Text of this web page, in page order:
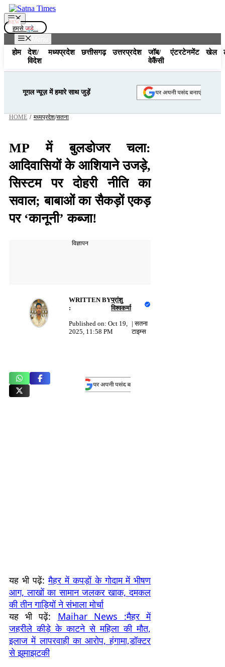
Skip
to
content
Menu
हमसे जुड़े...
होम
देश/
विदेश
मध्यप्रदेश छत्तीसगढ़ उत्तरप्रदेश
जॉब/
वेकैंसी
एंटरटेनमेंट खेल
गूगल न्यूज़ में हमारे साथ जुड़ें
HOME / मध्यप्रदेश/सतना
MP में बुलडोजर चला:
आदिवासियों के आशियाने उजड़े,
सिस्टम पर दोहरी नीति का
सवाल; बाबाओं का सैकड़ों एकड़
पर ‘कानूनी’ कब्जा!
विज्ञापन
WRITTEN BY
:
प्रांशु
विश्वकर्मा
Published on: Oct 19,
2025, 11:58 PM
|सतना
टाइम्स
यह भी पढ़ें: मैहर में कपड़ों के गोदाम में भीषण
आग, लाखों का सामान जलकर खाक, दमकल
की तीन गाड़ियों ने संभाला मोर्चा
यह भी पढ़ें:
Maihar News :मैहर में
जहरीले कीड़े के काटने से महिला की मौत,
इलाज में लापरवाही का आरोप, हंगामा,डॉक्टर
से झूमाझटकी